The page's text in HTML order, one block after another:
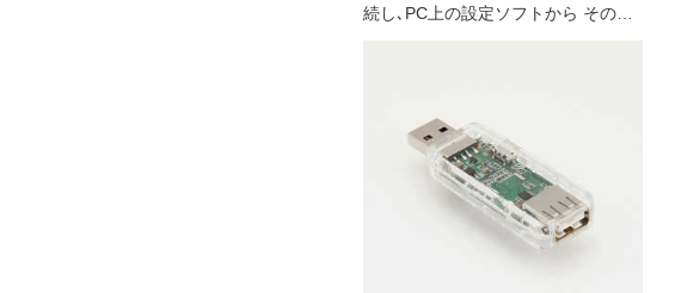
続し､PC上の設定ソフトから そのUS